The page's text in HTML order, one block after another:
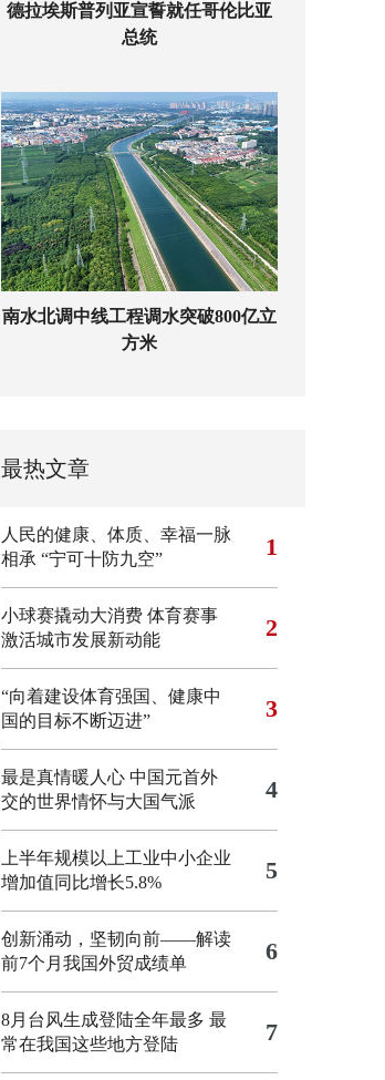
德拉埃斯普列亚宣誓就任哥伦比亚
总统
南水北调中线工程调水突破800亿立
方米
最热文章
人民的健康、体质、幸福一脉
相承 “宁可十防九空” 1
小球赛撬动大消费 体育赛事
激活城市发展新动能
2
“向着建设体育强国、健康中
国的目标不断迈进”
3
最是真情暖人心 中国元首外
交的世界情怀与大国气派
4
上半年规模以上工业中小企业
增加值同比增长5.8%
5
创新涌动，坚韧向前——解读
前7个月我国外贸成绩单
6
8月台风生成登陆全年最多 最
常在我国这些地方登陆
7